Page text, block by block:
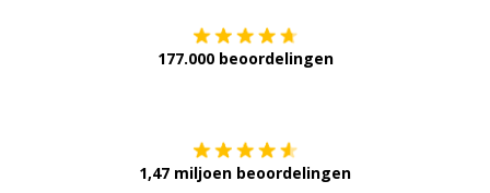
177.000 beoordelingen
1,47 miljoen beoordelingen